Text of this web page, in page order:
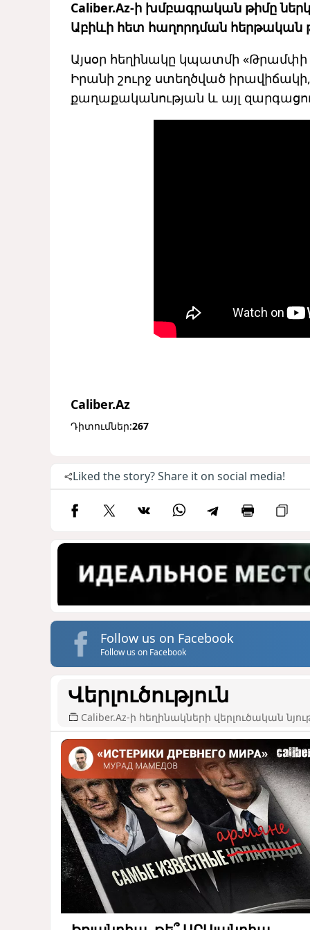
Caliber.Az-ի խմբագրական թիմը
Աբիևի հետ հաղորդման հերթական
Այսօր հեղինակը կպատմի «Թրամփի
Իրանի շուրջ ստեղծված
քաղաքականության և այլ
Caliber.Az
Դիտումներ:267
Liked the story? Share it on social media!
Follow us on Facebook
Follow us on Facebook
Վերլուծություն
Caliber.Az-ի հեղինակների վերլուծական